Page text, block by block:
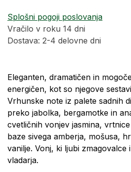
Splošni pogoji poslovanja
Vračilo v roku 14 dni
Dostava: 2-4 delovne dni
Eleganten, dramatičen in
energičen, kot so njegove
Vrhunske note iz palete sadnih
preko jabolka, bergamotke in
cvetličnih vonjev jasmina,
baze sivega amberja, mošusa,
vanilje. Vonj, ki ljubi
vladarja.